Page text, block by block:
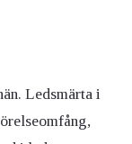
Ledsmärta i